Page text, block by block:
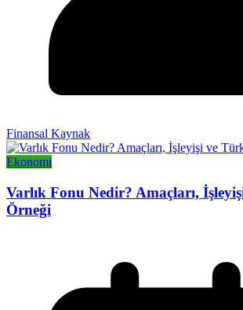
Finansal Kaynak
Ekonomi
Varlık Fonu Nedir? Amaçları,
Örneği